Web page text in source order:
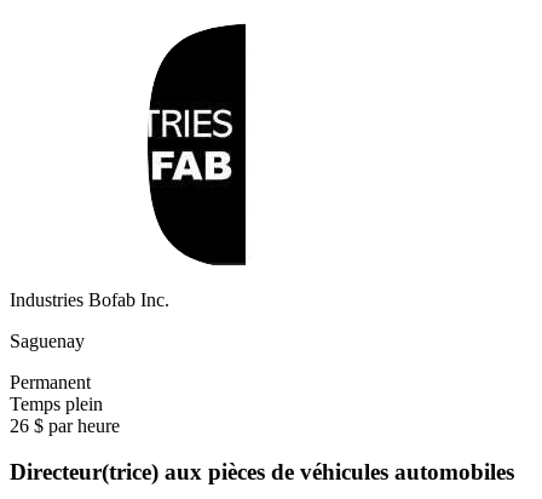
Industries Bofab Inc.
Saguenay
Permanent
Temps plein
26 $ par heure
Directeur(trice) aux pièces de véhicules automobiles